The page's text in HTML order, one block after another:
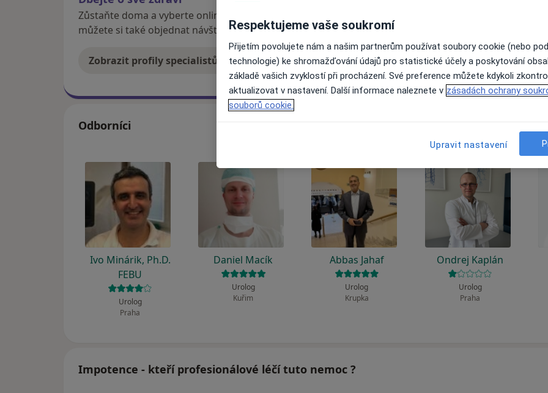
Zůstaňte doma a vyberte online konzultaci pro zahájení nebo pokračování léčby. Pokud to
můžete si také objednat návštěvu v ordinaci.
Zobrazit profily specialistů Jak to funguje?
Odborníci
Ivo Minárik, Ph.D.
FEBU
Urolog
Praha
Daniel Macík
Urolog
Kuřim
Abbas Jahaf
Urolog
Krupka
Ondrej Kaplán
Urolog
Praha
Impotence - kteří profesionálové léčí tuto nemoc ?
Respektujeme vaše soukromí
Přijetím povolujete nám a našim partnerům používat soubory cookie (nebo
technologie) ke shromažďování údajů pro statistické účely a poskytování
základě vašich zvyklostí při procházení. Své preference můžete kdykoli
aktualizovat v nastavení. Další informace naleznete v zásadách ochrany
souborů cookie.
Upravit nastavení